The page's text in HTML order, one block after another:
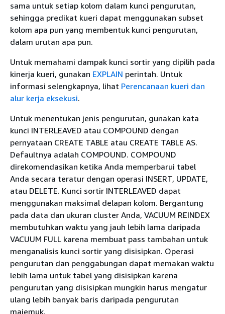
sama untuk setiap kolom dalam kunci pengurutan,
sehingga predikat kueri dapat menggunakan subset
kolom apa pun yang membentuk kunci pengurutan,
dalam urutan apa pun.
Untuk memahami dampak kunci sortir yang dipilih pada
kinerja kueri, gunakan EXPLAIN perintah. Untuk
informasi selengkapnya, lihat Perencanaan kueri dan
alur kerja eksekusi.
Untuk menentukan jenis pengurutan, gunakan kata
kunci INTERLEAVED atau COMPOUND dengan
pernyataan CREATE TABLE atau CREATE TABLE AS.
Defaultnya adalah COMPOUND. COMPOUND
direkomendasikan ketika Anda memperbarui tabel
Anda secara teratur dengan operasi INSERT, UPDATE,
atau DELETE. Kunci sortir INTERLEAVED dapat
menggunakan maksimal delapan kolom. Bergantung
pada data dan ukuran cluster Anda, VACUUM REINDEX
membutuhkan waktu yang jauh lebih lama daripada
VACUUM FULL karena membuat pass tambahan untuk
menganalisis kunci sortir yang disisipkan. Operasi
pengurutan dan penggabungan dapat memakan waktu
lebih lama untuk tabel yang disisipkan karena
pengurutan yang disisipkan mungkin harus mengatur
ulang lebih banyak baris daripada pengurutan
majemuk.